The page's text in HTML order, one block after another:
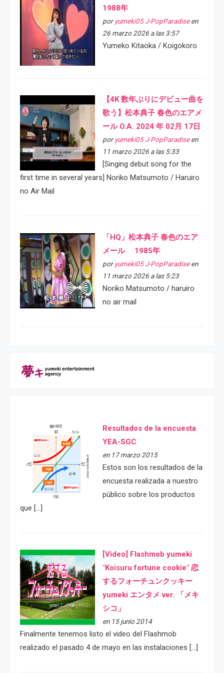
1988年
por yumeki05 J-PopParadiseen
26 marzo 2026 a las 3:57
Yumeko Kitaoka / Koigokoro
【4K 数年ぶりにデビュー曲を
歌う】松本典子 春色のエアメ
ール O.A. 2024 年 02月 17日
por yumeki05 J-PopParadiseen
11 marzo 2026 a las 5:33
[Singing debut song for the
first time in several years] Noriko Matsumoto / Haruiro
no Air Mail
「HQ」松本典子 春色のエア
メール 1985年
por yumeki05 J-PopParadiseen
11 marzo 2026 a las 5:23
Noriko Matsumoto / haruiro
no air mail
Resultados de la encuesta
YEA-SGC
en 17 marzo 2015
Estos son los resultados de la
encuesta realizada a nuestro
público sobre los productos
que […]
[Video] Flashmob yumeki
"Koisuru fortune cookie" 恋
するフォーチュンクッキー
yumeki エンタメ ver. 「メキ
シコ」
en 15 junio 2014
Finalmente tenemos listo el video del Flashmob
realizado el pasado 4 de mayo en las instalaciones […]